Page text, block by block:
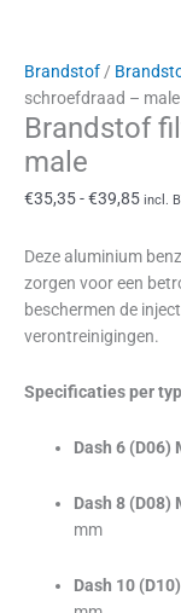
Brandstof/
schroefdraad – male
Brandstof
male
€35,35-€39,85 incl.
Deze aluminium
zorgen voor een
beschermen de
verontreinigingen.
Specificaties per
Dash 6 (D06)
Dash 8 (D08)
mm
Dash 10